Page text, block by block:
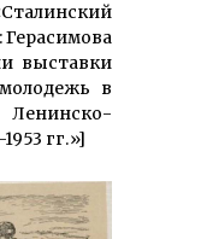
Герасимова
выставки
в
гг.»]